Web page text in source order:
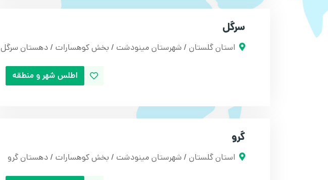
سرگل
استان گلستان / شهرستان مینودشت / بخش کوهسارات / دهستان سرگل
اطلس شهر و منطقه
گرو
استان گلستان / شهرستان مینودشت / بخش کوهسارات / دهستان گرو